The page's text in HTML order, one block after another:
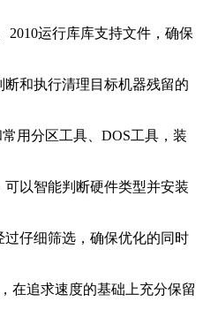
2010运行库库支持文件，确保
和执行清理目标机器残留的
用分区工具、DOS工具，装
以智能判断硬件类型并安装
仔细筛选，确保优化的同时
在追求速度的基础上充分保留